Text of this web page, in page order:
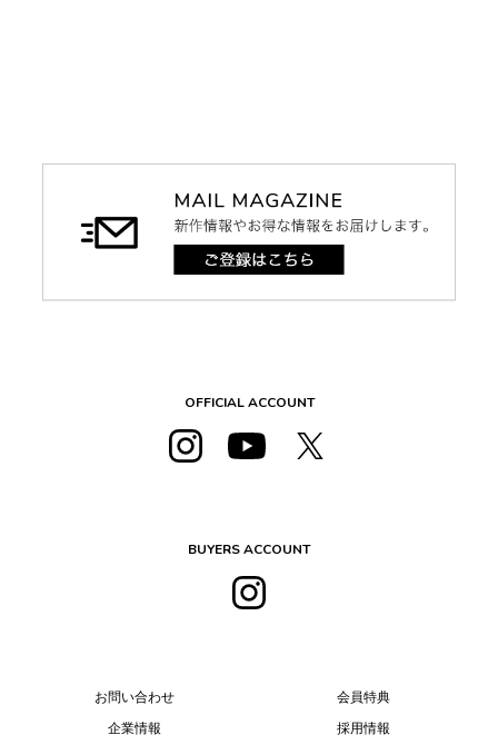
OFFICIAL ACCOUNT
BUYERS ACCOUNT
お問い合わせ
企業情報
会員特典
採用情報